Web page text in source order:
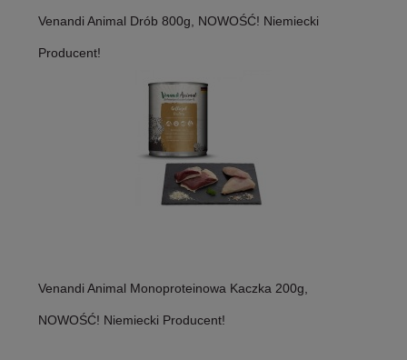
Venandi Animal Drób 800g, NOWOŚĆ! Niemiecki
Producent!
Venandi Animal Monoproteinowa Kaczka 200g,
NOWOŚĆ! Niemiecki Producent!